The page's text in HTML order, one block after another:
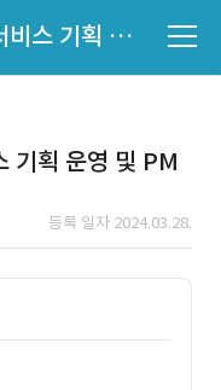
이커머스 마케팅 솔루션 서비스 기획 운영 및 PM
기획 운영 및 PM
등록 일자 2024.03.28.